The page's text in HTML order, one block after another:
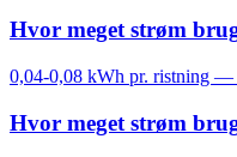
Hvor meget strøm
0,04-0,08 kWh pr. ristning —
Hvor meget strøm